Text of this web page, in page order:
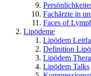
Fachärzte in
Faces of
Lipödeme
Lipödem
Definition
Lipödem
Lipödem Talks